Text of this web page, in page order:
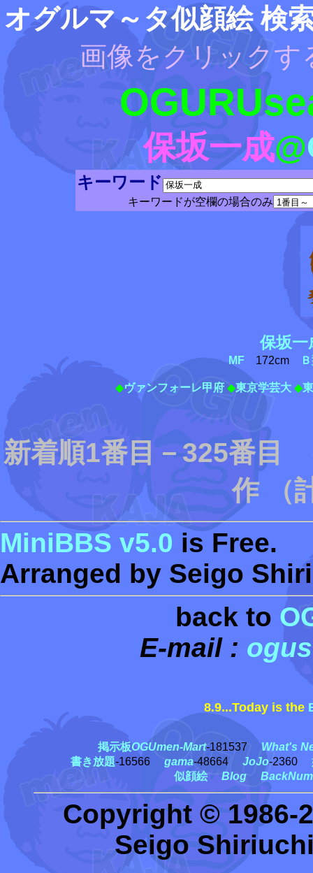
オグルマ～タ似顔絵 検
画像をクリックす
保坂一成@
キーワード
キーワードが空欄の場合のみ
保坂一
MF172cm
◆ヴァンフォーレ甲府 ◆東京学芸大 ◆
新着順1番目－325番
作 （
MiniBBS v5.0 is Free.
Arranged by Seigo
back to
E-mail :
8.9...Today is the
掲示板OGUmen-Mart-181537What's
書き放題-16566 gama-48664 JoJo-2360
似顔絵
Blog
Copyright © 1986-
Seigo